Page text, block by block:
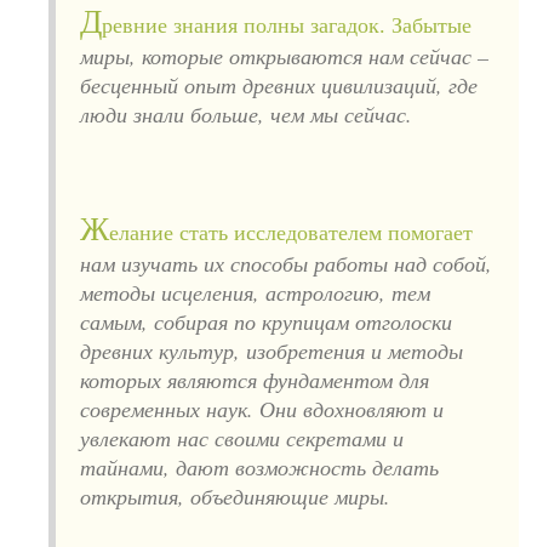
Древние знания полны загадок. Забытые
миры, которые открываются нам сейчас –
бесценный опыт древних цивилизаций, где
люди знали больше, чем мы сейчас.
Желание стать исследователем помогает
нам изучать их способы работы над собой,
методы исцеления, астрологию, тем
самым, собирая по крупицам отголоски
древних культур, изобретения и методы
которых являются фундаментом для
современных наук. Они вдохновляют и
увлекают нас своими секретами и
тайнами, дают возможность делать
открытия, объединяющие миры.